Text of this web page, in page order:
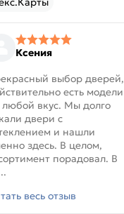
Ксения
выбор дверей,
есть модели
любой вкус. Мы долго
двери с
и нашли
здесь. В целом,
порадовал. В
весь отзыв